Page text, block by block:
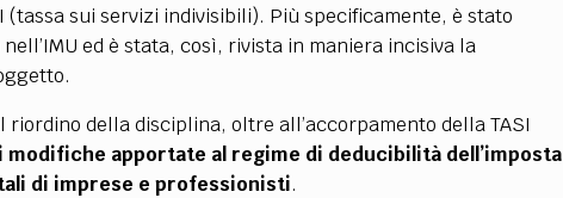
(tassa sui servizi indivisibili). Più specificamente, è stato
ed è stata, così, rivista in maniera incisiva la
della disciplina, oltre all’accorpamento della TASI
modifiche apportate al regime di deducibilità dell’imposta
di imprese e professionisti.